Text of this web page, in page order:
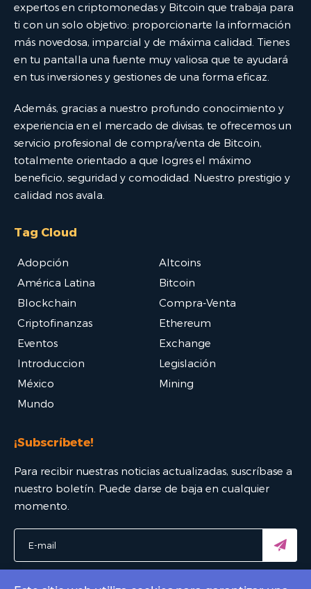
expertos en criptomonedas y Bitcoin que trabaja para
ti con un solo objetivo: proporcionarte la información
más novedosa, imparcial y de máxima calidad. Tienes
en tu pantalla una fuente muy valiosa que te ayudará
en tus inversiones y gestiones de una forma eficaz.
Además, gracias a nuestro profundo conocimiento y
experiencia en el mercado de divisas, te ofrecemos un
servicio profesional de compra/venta de Bitcoin,
totalmente orientado a que logres el máximo
beneficio, seguridad y comodidad. Nuestro prestigio y
calidad nos avala.
Tag Cloud
Adopción
Altcoins
América Latina
Bitcoin
Blockchain
Compra-Venta
Criptofinanzas
Ethereum
Eventos
Exchange
Introduccion
Legislación
México
Mining
Mundo
¡Subscríbete!
Para recibir nuestras noticias actualizadas, suscríbase a
nuestro boletín. Puede darse de baja en cualquier
momento.